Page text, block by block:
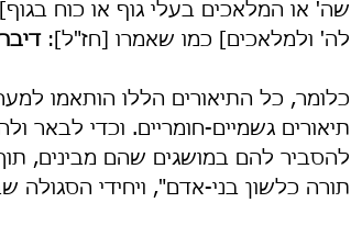
שה' או המלאכים בעלי גוף או כוח
לה' ולמלאכים] כמו שאמרו [חז"ל]:
כלומר, כל התיאורים הללו הותאמו
תיאורים גשמיים-חומריים. וכדי לבאר
להסביר להם במושגים שהם מבינים,
תורה כלשון בני-אדם", ויחידי